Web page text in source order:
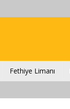
Fethiye Limanı